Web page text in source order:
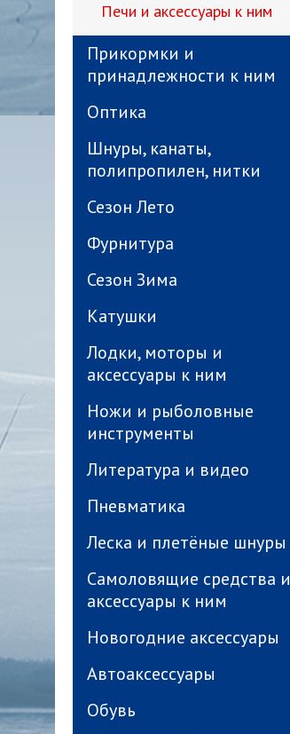
Печи и аксессуары к ним
Прикормки и
принадлежности к ним
Оптика
Шнуры, канаты,
полипропилен, нитки
Сезон Лето
Фурнитура
Сезон Зима
Катушки
Лодки, моторы и
аксессуары к ним
Ножи и рыболовные
инструменты
Литература и видео
Пневматика
Леска и плетёные шнуры
Самоловящие средства и
аксессуары к ним
Новогодние аксессуары
Автоаксессуары
Обувь